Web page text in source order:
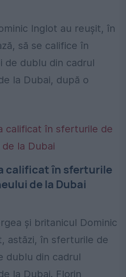
Inglot au reușit, în
să se califice în
de dublu din cadrul
la Dubai, după o
calificat în sferturile
de la Dubai
și britanicul Dominic
astăzi, în sferturile de
dublu din cadrul
la Dubai. Florin